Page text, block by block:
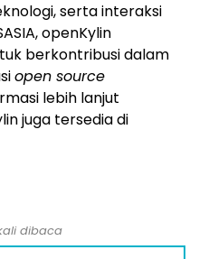
serta interaksi
openKylin
berkontribusi dalam
open source
lebih lanjut
juga tersedia di
dibaca